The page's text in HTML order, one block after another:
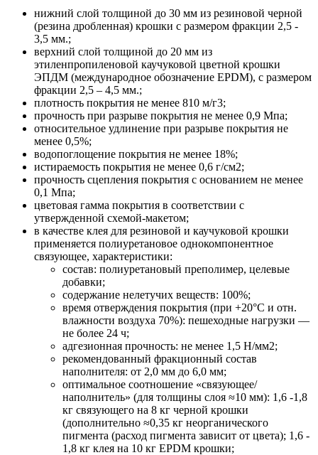
нижний слой толщиной до 30 мм из резиновой черной
(резина дробленная) крошки с размером фракции 2,5 -
3,5 мм.;
верхний слой толщиной до 20 мм из
этиленпропиленовой каучуковой цветной крошки
ЭПДМ (международное обозначение EPDM), с размером
фракции 2,5 – 4,5 мм.;
плотность покрытия не менее 810 м/г3;
прочность при разрыве покрытия не менее 0,9 Мпа;
относительное удлинение при разрыве покрытия не
менее 0,5%;
водопоглощение покрытия не менее 18%;
истираемость покрытия не менее 0,6 г/см2;
прочность сцепления покрытия с основанием не менее
0,1 Мпа;
цветовая гамма покрытия в соответствии с
утвержденной схемой-макетом;
в качестве клея для резиновой и каучуковой крошки
применяется полиуретановое однокомпонентное
связующее, характеристики:
состав: полиуретановый преполимер, целевые
добавки;
содержание нелетучих веществ: 100%;
время отверждения покрытия (при +20°С и отн.
влажности воздуха 70%): пешеходные нагрузки —
не более 24 ч;
адгезионная прочность: не менее 1,5 Н/мм2;
рекомендованный фракционный состав
наполнителя: от 2,0 мм до 6,0 мм;
оптимальное соотношение «связующее/
наполнитель» (для толщины слоя ≈10 мм): 1,6 -1,8
кг связующего на 8 кг черной крошки
(дополнительно ≈0,35 кг неорганического
пигмента (расход пигмента зависит от цвета); 1,6 -
1,8 кг клея на 10 кг EPDM крошки;